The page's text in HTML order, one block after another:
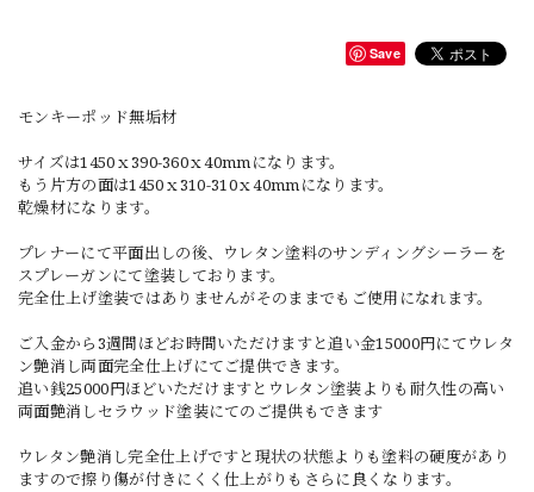
Save
モンキーポッド無垢材
サイズは1450ｘ390-360ｘ40mmになります。
もう片方の面は1450ｘ310-310ｘ40mmになります。
乾燥材になります。
プレナーにて平面出しの後、ウレタン塗料のサンディングシーラーを
スプレーガンにて塗装しております。
完全仕上げ塗装ではありませんがそのままでもご使用になれます。
ご入金から3週間ほどお時間いただけますと追い金15000円にてウレタ
ン艶消し両面完全仕上げにてご提供できます。
追い銭25000円ほどいただけますとウレタン塗装よりも耐久性の高い
両面艶消しセラウッド塗装にてのご提供もできます
ウレタン艶消し完全仕上げですと現状の状態よりも塗料の硬度があり
ますので擦り傷が付きにくく仕上がりもさらに良くなります。